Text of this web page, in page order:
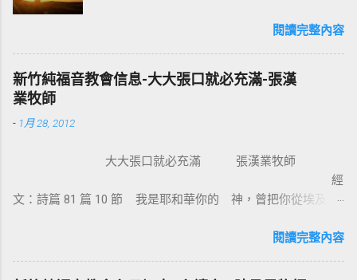
著：「凡掛在木頭上都是被咒詛的。」 14 這
人，使我們因信得著所應許的聖靈。 基督教
信仰的核心是十字架，不管我們的知識理念如
穌基督並祂釘十字架，我不傳別的。今天我們
所需要的，就是耶穌基督並祂釘十字架。保羅
說耶穌基督就是神的智慧、神的能力，我們是
基督裡，他就是新造的人，舊事已過，都變成
新的了。 在基督裡成為新造的人有兩個意義：
閱讀完整內容
新竹純福音教會信息-大大張口就必充滿-張漢
業牧師
- 1月 28, 2012
大大張口就必充滿 張漢業牧師
經
文：詩篇 81 篇 10 節 我是耶和華你的 神，曾把你從埃及地
張口？因為我們要得著救恩、恩典、醫治和救贖。耶穌把撒瑪
知我素來所行的一切。她就到城裏跟眾人作見證：「這位耶
閱讀完整內容